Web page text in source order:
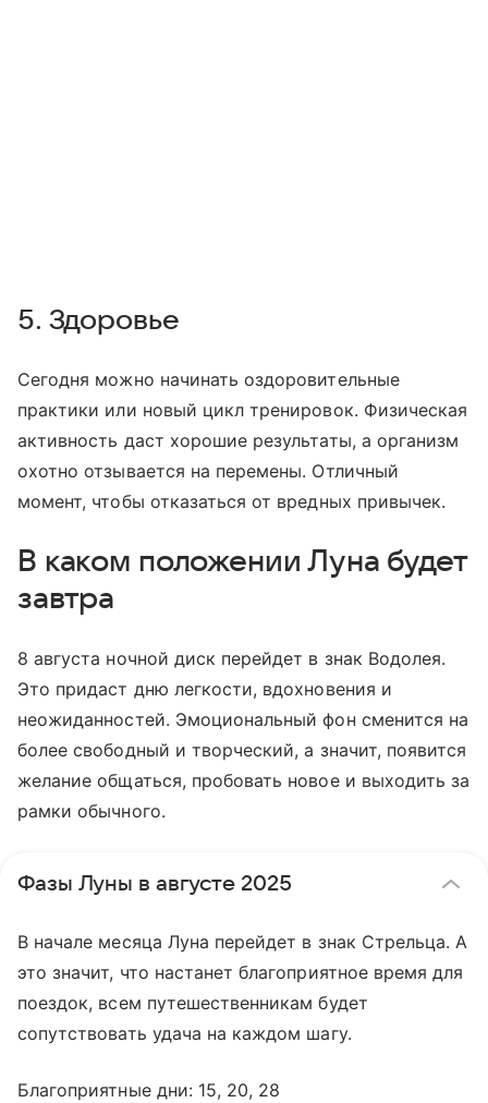
5. Здоровье
Сегодня можно начинать оздоровительные
практики или новый цикл тренировок. Физическая
активность даст хорошие результаты, а организм
охотно отзывается на перемены. Отличный
момент, чтобы отказаться от вредных привычек.
В каком положении Луна будет
завтра
8 августа ночной диск перейдет в знак Водолея.
Это придаст дню легкости, вдохновения и
неожиданностей. Эмоциональный фон сменится на
более свободный и творческий, а значит, появится
желание общаться, пробовать новое и выходить за
рамки обычного.
Фазы Луны в августе 2025
В начале месяца Луна перейдет в знак Стрельца. А
это значит, что настанет благоприятное время для
поездок, всем путешественникам будет
сопутствовать удача на каждом шагу.
Благоприятные дни: 15, 20, 28